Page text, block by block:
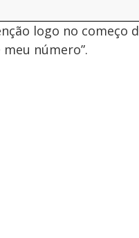
logo no começo
meu número”.